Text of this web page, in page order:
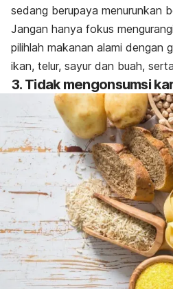
sedang berupaya menurunkan
Jangan hanya fokus
pilihlah makanan alami dengan
ikan, telur, sayur dan buah,
3. Tidak mengonsumsi